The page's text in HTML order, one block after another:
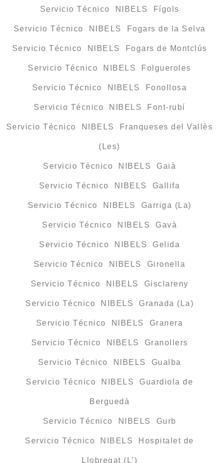
Servicio Técnico NIBELS Fígols
Servicio Técnico NIBELS Fogars de la Selva
Servicio Técnico NIBELS Fogars de Montclús
Servicio Técnico NIBELS Folgueroles
Servicio Técnico NIBELS Fonollosa
Servicio Técnico NIBELS Font-rubí
Servicio Técnico NIBELS Franqueses del Vallès
(Les)
Servicio Técnico NIBELS Gaià
Servicio Técnico NIBELS Gallifa
Servicio Técnico NIBELS Garriga (La)
Servicio Técnico NIBELS Gavà
Servicio Técnico NIBELS Gelida
Servicio Técnico NIBELS Gironella
Servicio Técnico NIBELS Gisclareny
Servicio Técnico NIBELS Granada (La)
Servicio Técnico NIBELS Granera
Servicio Técnico NIBELS Granollers
Servicio Técnico NIBELS Gualba
Servicio Técnico NIBELS Guardiola de
Berguedà
Servicio Técnico NIBELS Gurb
Servicio Técnico NIBELS Hospitalet de
Llobregat (L’)